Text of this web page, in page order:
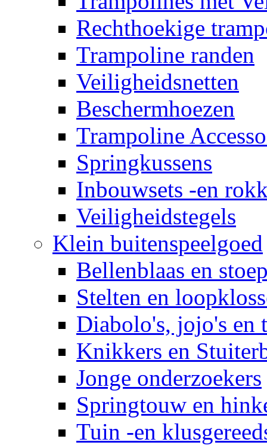
Rechthoekige
Trampoline randen
Veiligheidsnetten
Beschermhoezen
Trampoline
Springkussens
Inbouwsets -en
Veiligheidstegels
Klein buitenspeelgoed
Bellenblaas en
Stelten en
Diabolo's, jojo's en
Knikkers en
Jonge onderzoekers
Springtouw en
Tuin -en